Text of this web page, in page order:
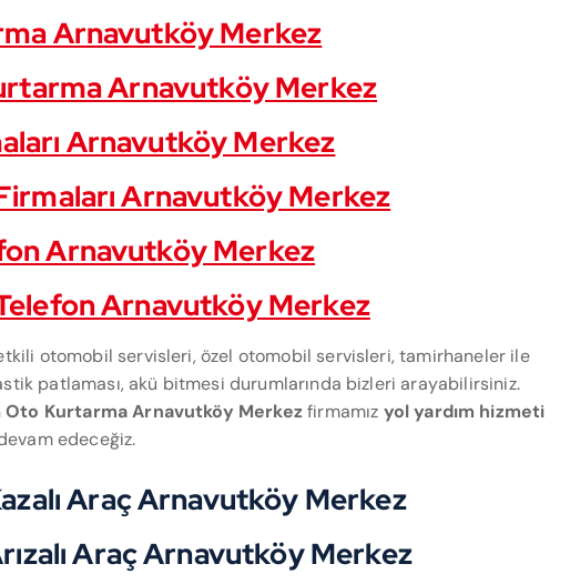
Arnavutköy Merkez
Arnavutköy Merkez
Arnavutköy Merkez
Arnavutköy Merkez
Arnavutköy Merkez
Arnavutköy Merkez
otomobil servisleri, özel otomobil servisleri, tamirhaneler ile
patlaması, akü bitmesi durumlarında bizleri arayabilirsiniz.
Oto Kurtarma Arnavutköy Merkezfirmamız yol yardım hizmeti
edeceğiz.
Araç Arnavutköy Merkez
Araç Arnavutköy Merkez